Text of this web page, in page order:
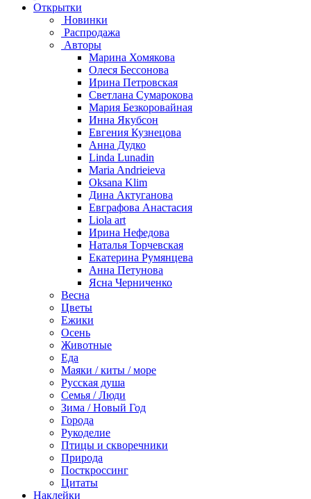
Открытки
Новинки
Распродажа
Авторы
Марина Хомякова
Олеся Бессонова
Ирина Петровская
Светлана Сумарокова
Мария Безкоровайная
Инна Якубсон
Евгения Кузнецова
Анна Дудко
Linda Lunadin
Maria Andrieieva
Oksana Klim
Дина Актуганова
Евграфова Анастасия
Liola art
Ирина Нефедова
Наталья Торчевская
Екатерина Румянцева
Анна Петунова
Ясна Черниченко
Весна
Цветы
Ежики
Осень
Животные
Еда
Маяки / киты / море
Русская душа
Семья / Люди
Зима / Новый Год
Города
Рукоделие
Птицы и скворечники
Природа
Посткроссинг
Цитаты
Наклейки